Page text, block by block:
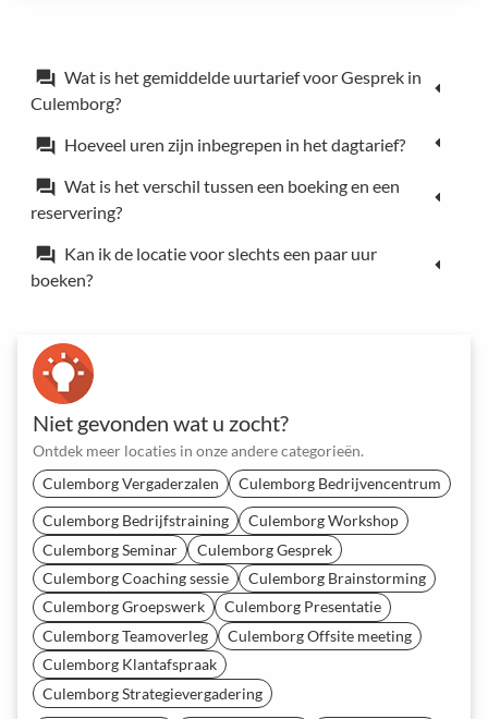
forum Wat is het gemiddelde uurtarief voor Gesprek in
Culemborg?
forum Hoeveel uren zijn inbegrepen in het dagtarief?
forum Wat is het verschil tussen een boeking en een
reservering?
forum Kan ik de locatie voor slechts een paar uur
boeken?
Niet gevonden wat u zocht?
Ontdek meer locaties in onze andere categorieën.
Culemborg Vergaderzalen
Culemborg Bedrijvencentrum
Culemborg Bedrijfstraining
Culemborg Workshop
Culemborg Seminar
Culemborg Gesprek
Culemborg Coaching sessie
Culemborg Brainstorming
Culemborg Groepswerk
Culemborg Presentatie
Culemborg Teamoverleg
Culemborg Offsite meeting
Culemborg Klantafspraak
Culemborg Strategievergadering